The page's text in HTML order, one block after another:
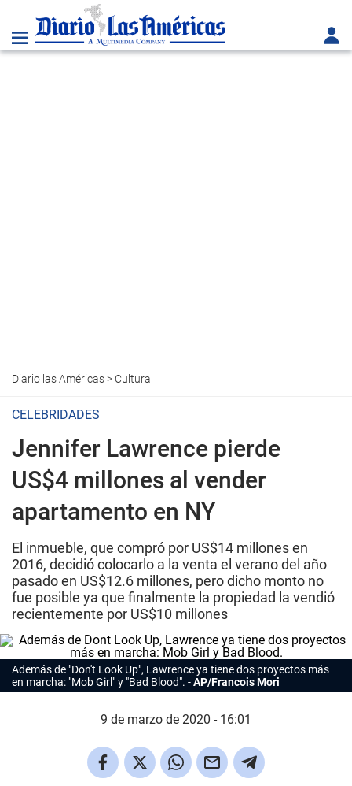
Diario las Américas> Cultura
CELEBRIDADES
Jennifer Lawrence pierde
US$4 millones al vender
apartamento en NY
El inmueble, que compró por US$14 millones en
2016, decidió colocarlo a la venta el verano del año
pasado en US$12.6 millones, pero dicho monto no
fue posible ya que finalmente la propiedad la vendió
recientemente por US$10 millones
Además de "Don't Look Up", Lawrence ya tiene dos proyectos más
en marcha: "Mob Girl" y "Bad Blood".
AP/Francois Mori
9 de marzo de 2020 - 16:01